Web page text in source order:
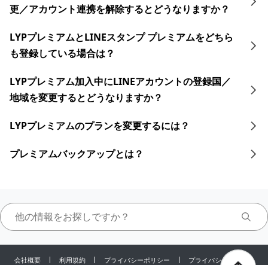
更／アカウント連携を解除するとどうなりますか？
LYPプレミアムとLINEスタンプ プレミアムをどちら
も登録している場合は？
LYPプレミアム加入中に​LINEアカウントの​登録国／
地域を​変更すると​どうなりますか？​
LYPプレミアムのプランを変更するには？
プレミアムバックアップとは？
会社概要 利用規約 プライバシーポリシー プライバシーセンター